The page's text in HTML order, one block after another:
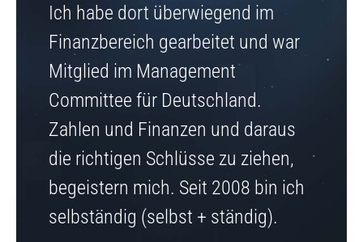
Ich habe dort überwiegend im
Finanzbereich gearbeitet und war
Mitglied im Management
Committee für Deutschland.
Zahlen und Finanzen und daraus
die richtigen Schlüsse zu ziehen,
begeistern mich. Seit 2008 bin ich
selbständig (selbst + ständig).